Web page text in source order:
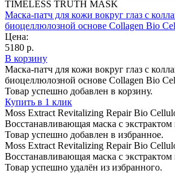
TIMELESS TRUTH MASK
Маска-патч для кожи вокруг глаз с
биоцеллюлозной основе Сollagen Bio
Цена:
5180 р.
В корзину
Маска-патч для кожи вокруг глаз с
биоцеллюлозной основе Сollagen Bio
Товар успешно добавлен в корзину.
Купить в 1 клик
Moss Extract Revitalizing Repair Bio
Восстанавливающая маска с экстрактом
Товар успешно добавлен в избранное.
Moss Extract Revitalizing Repair Bio
Восстанавливающая маска с экстрактом
Товар успешно удалён из избранного.